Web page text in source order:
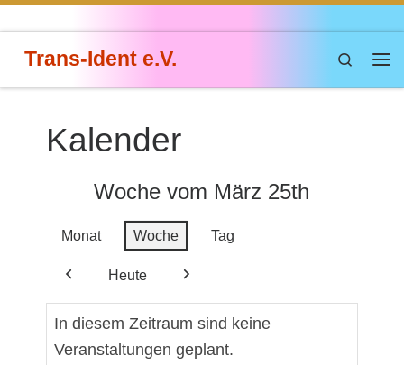
Trans-Ident e.V.
Search
Kalender
Woche vom März 25th
Monat Woche Tag
Heute
In diesem Zeitraum sind keine
Veranstaltungen geplant.